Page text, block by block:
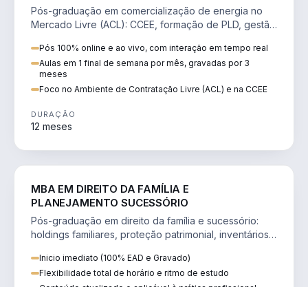
Pós-graduação em comercialização de energia no
Mercado Livre (ACL): CCEE, formação de PLD, gestão
Pós 100% online e ao vivo, com interação em tempo real
Aulas em 1 final de semana por mês, gravadas por 3
meses
Foco no Ambiente de Contratação Livre (ACL) e na CCEE
DURAÇÃO
12 meses
MBA EM DIREITO DA FAMÍLIA E
PLANEJAMENTO SUCESSÓRIO
Pós-graduação em direito da família e sucessório:
holdings familiares, proteção patrimonial, inventários
Inicio imediato (100% EAD e Gravado)
Flexibilidade total de horário e ritmo de estudo